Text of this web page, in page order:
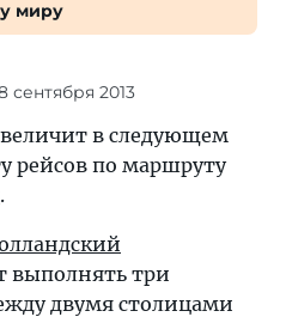
миру
сентября 2013
в следующем
рейсов по маршруту
.
выполнять три
двумя столицами